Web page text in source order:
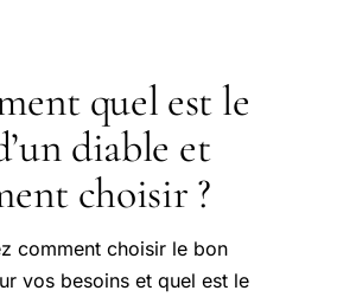
quel est le
diable et
choisir ?
comment choisir le bon
vos besoins et quel est le